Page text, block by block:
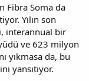
Fibra Soma da
Yılın son
interannual bir
ve 623 milyon
yıkmasa da, bu
yansıtıyor.